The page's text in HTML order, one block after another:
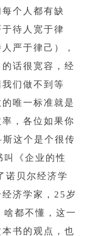
每个人都有缺
待人宽于律
严于律己），
话很宽容，经
们做不到等
唯一标准就是
，各位如果你
这个是个很传
《企业的性
诺贝尔经济学
济学家，25岁
都不懂，这一
书的观点，也